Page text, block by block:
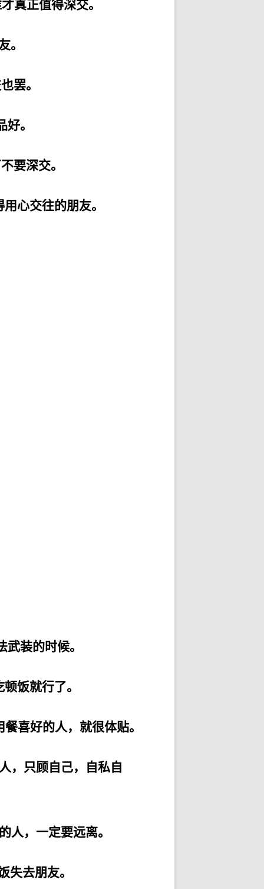
真正值得深交。
。
罢。
。
要深交。
心交往的朋友。
装的时候。
饭就行了。
喜好的人，就很体贴。
，只顾自己，自私自
人，一定要远离。
失去朋友。